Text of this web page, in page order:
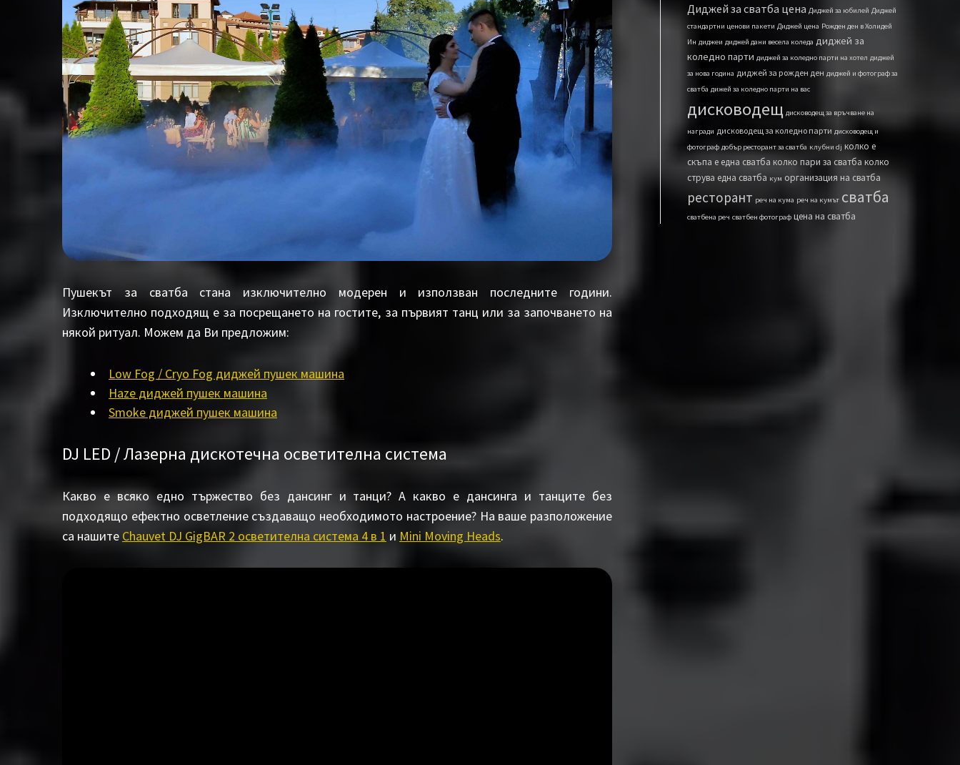
Пушекът за сватба стана изключително модерен и използван последните години.
Изключително подходящ е за посрещането на гостите, за първият танц или за започването на
някой ритуал. Можем да Ви предложим:
Low Fog / Cryo Fog диджей пушек машина
Haze диджей пушек машина
Smoke диджей пушек машина
DJ LED / Лазерна дискотечна осветителна система
Какво е всяко едно тържество без дансинг и танци? А какво е дансинга и танците без
подходящо ефектно осветление създаващо необходимото настроение? На ваше разположение
са нашите Chauvet DJ GigBAR 2 осветителна система 4 в 1 и Mini Moving Heads.
Диджей за сватба цена Диджей за юбилей Диджей
стандартни ценови пакети Диджей ценa Рожден ден в Холидей
Ин диджеи диджей дани весела коледа диджей за
коледно парти диджей за коледно парти на хотел диджей
за нова година диджей за рожден ден диджей и фотограф за
сватба дижей за коледно парти на вас
дисководещ дисководещ за връчване на
награди дисководещ за коледно парти дисководещ и
фотограф добър ресторант за сватба клубни dj колко е
скъпа е една сватба колко пари за сватба колко
струва една сватба кум организация на сватба
ресторант реч на кума реч на кумът сватба
сватбена реч сватбен фотограф цена на сватба